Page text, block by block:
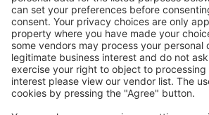
Economiseşte mai mult
Prețuri atractive și oferte speciale
conectați.
Cazarea preferată
Alege din peste 1,3 mil. de opţiuni: